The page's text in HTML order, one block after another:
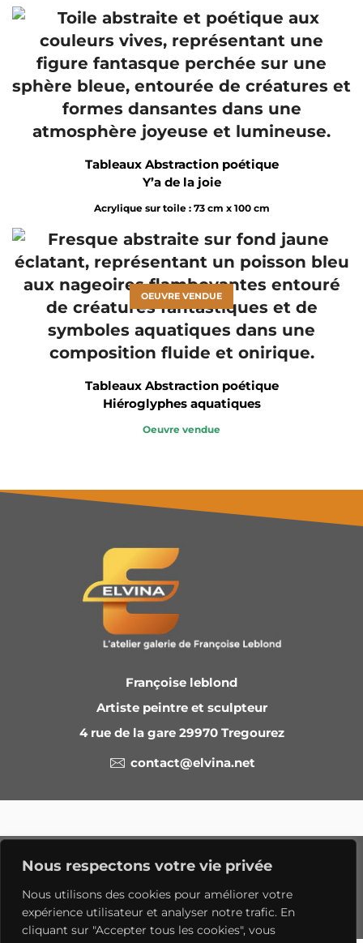
Nous respectons votre vie privée
Nous utilisons des cookies pour améliorer votre
expérience utilisateur et analyser notre trafic. En
cliquant sur "Accepter tous les cookies", vous
Tableaux Abstraction poétique
Y’a de la joie
Acrylique sur toile : 73 cm x 100 cm
OEUVRE VENDUE
Tableaux Abstraction poétique
Hiéroglyphes aquatiques
Oeuvre vendue
Françoise leblond
Artiste peintre et sculpteur
4 rue de la gare 29970 Tregourez
contact@elvina.net
Politique de confidentialite
Mentions légales
Contact